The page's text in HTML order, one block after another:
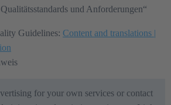
und Anforderungen“
Guidelines: Content and translations |
for your own services or contact